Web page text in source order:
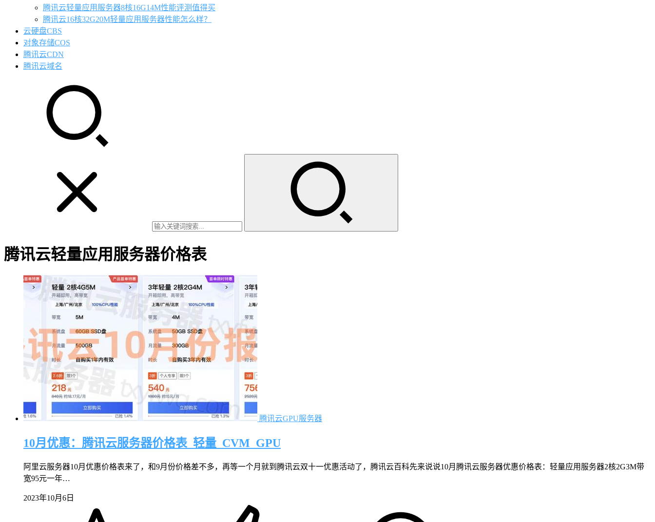
腾讯云轻量应用服务器8核16G14M性能评测值得买
腾讯云16核32G20M轻量应用服务器性能怎么样？
云硬盘CBS
对象存储COS
腾讯云CDN
腾讯云域名
腾讯云轻量应用服务器价格表
腾讯云GPU服务器
10月优惠：腾讯云服务器价格表_轻量_CVM_GPU
阿里云服务器10月优惠价格表来了，和9月份价格差不多，再等一个月就到腾讯云双十一优惠活动了，腾讯云百科先来说说10月腾讯云服务器优惠价格表：轻量应用服务器2核2G3M带
宽95元一年…
2023年10月6日